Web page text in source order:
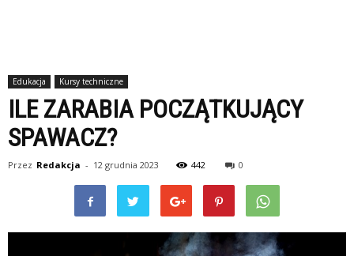
Edukacja Kursy techniczne
ILE ZARABIA POCZĄTKUJĄCY
SPAWACZ?
Przez Redakcja - 12 grudnia 2023 442 0